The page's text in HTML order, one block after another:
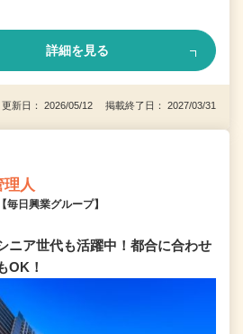
詳細を見る
更新日： 2026/05/12 掲載終了日： 2027/03/31
理人
日興業グループ】
ニア世代も活躍中！都合に合わせ
OK！